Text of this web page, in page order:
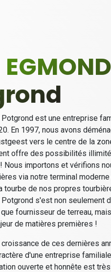
Potgrond est une entreprise
En 1997, nous avons
vers le centre de la
offre des possibilités
Nous importons et vérifions
via notre terminal
tourbe de nos propres
Potgrond s'est non seulement
fournisseur de terreau,
de matières premières !
de ces dernières
d'une entreprise
ouverte et honnête est